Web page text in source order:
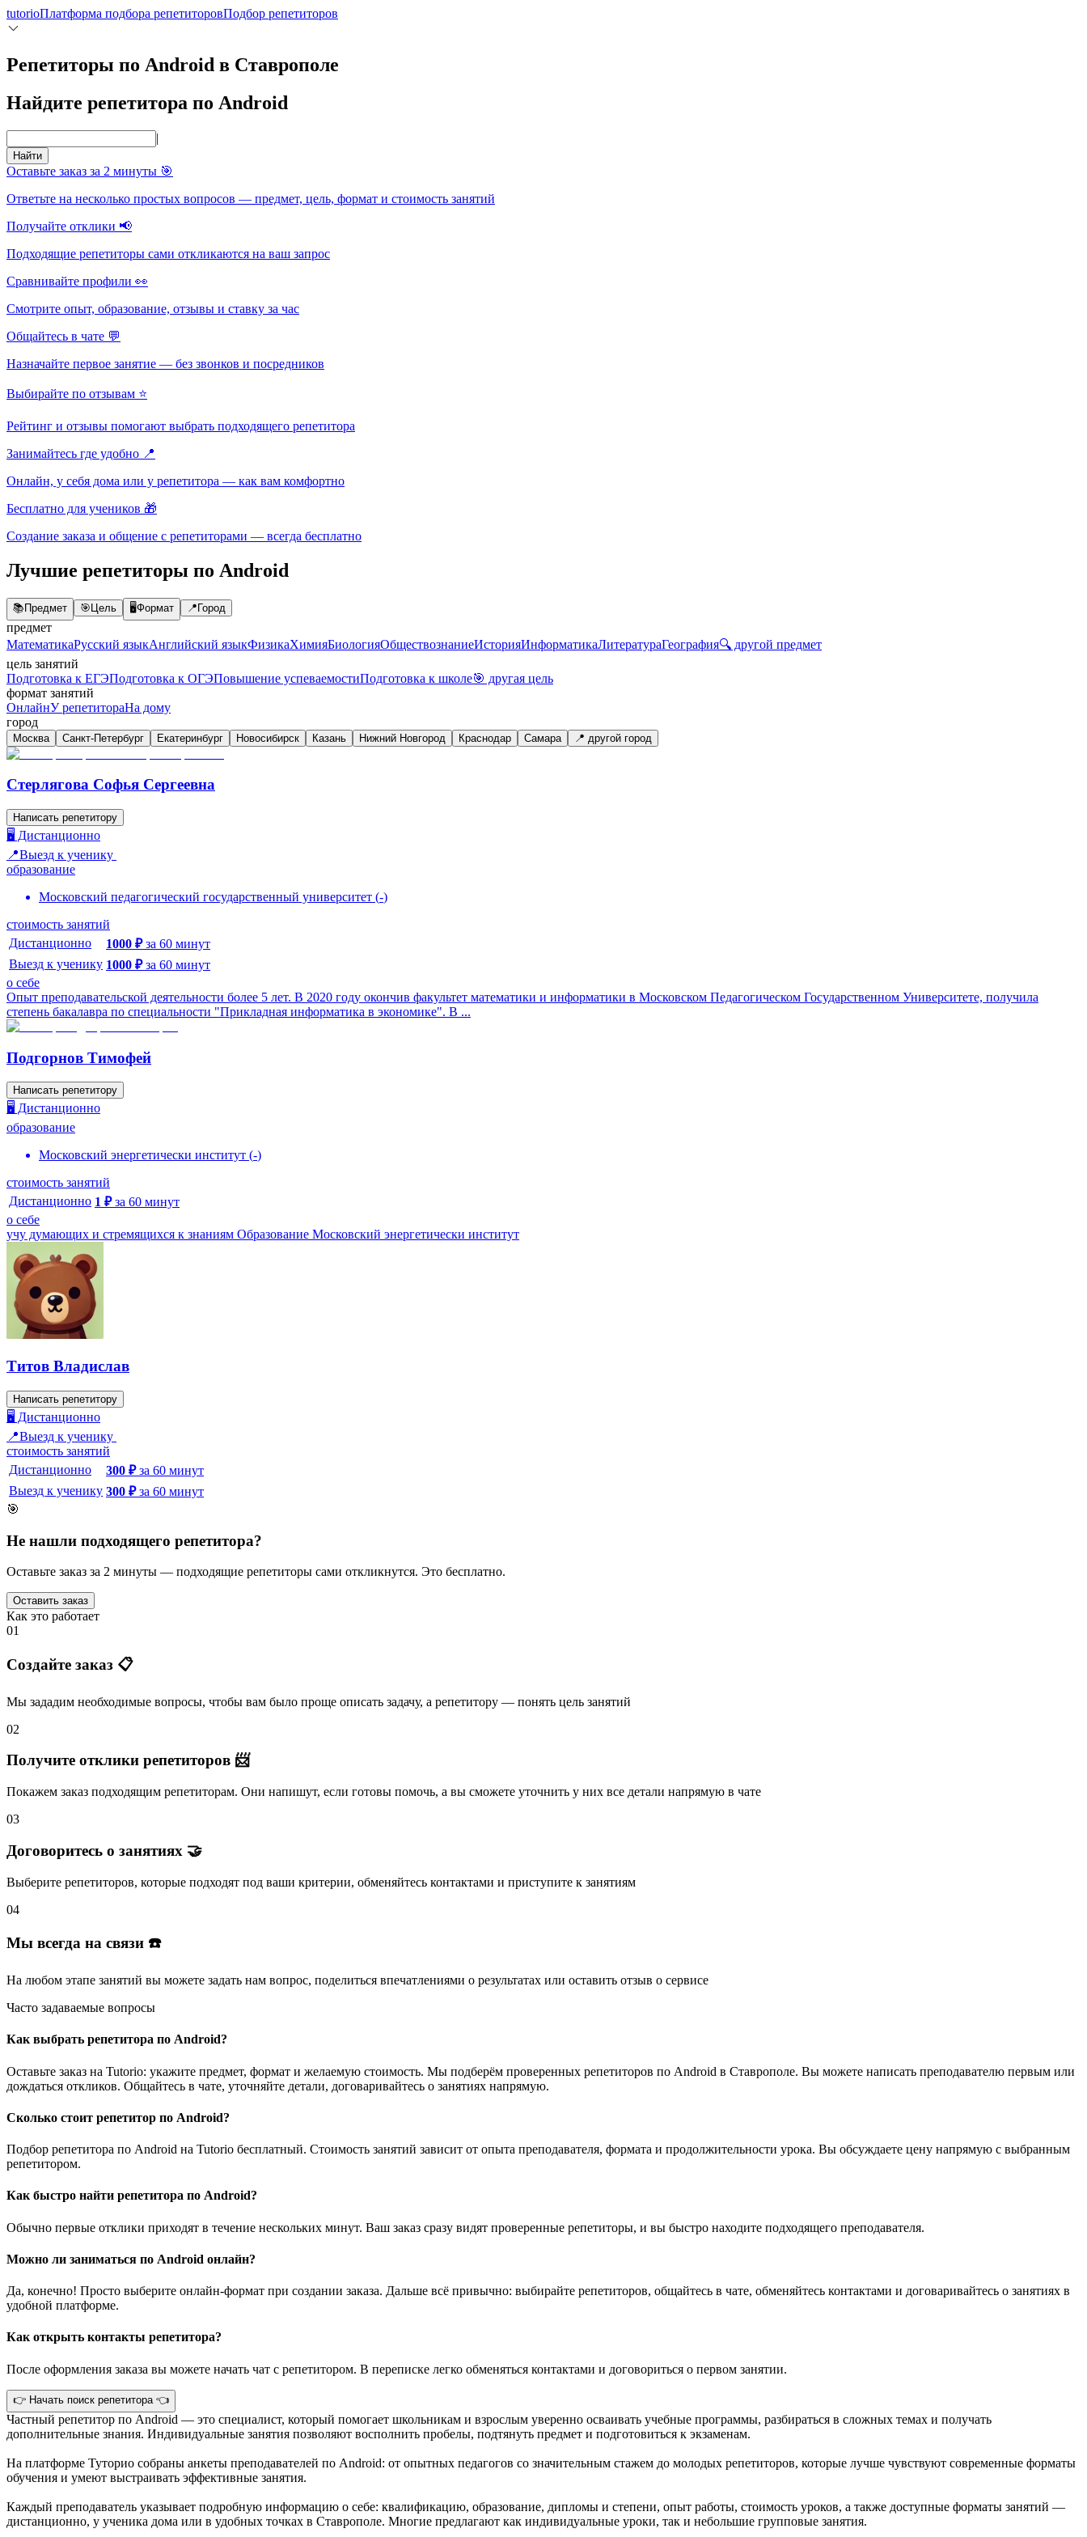
tutorioПлатформа подбора репетиторовПодбор репетиторов
Репетиторы по Android в Ставрополе
Найдите репетитора по Android
|
Найти
Оставьте заказ за 2 минуты 🎯
Ответьте на несколько простых вопросов — предмет, цель, формат и стоимость занятий
Получайте отклики 📢
Подходящие репетиторы сами откликаются на ваш запрос
Сравнивайте профили 👀
Смотрите опыт, образование, отзывы и ставку за час
Общайтесь в чате 💬
Назначайте первое занятие — без звонков и посредников
Выбирайте по отзывам ⭐
Рейтинг и отзывы помогают выбрать подходящего репетитора
Занимайтесь где удобно 📍
Онлайн, у себя дома или у репетитора — как вам комфортно
Бесплатно для учеников 🎁
Создание заказа и общение с репетиторами — всегда бесплатно
Лучшие репетиторы по Android
📚Предмет 🎯Цель 🖥️Формат 📍Город
предмет
МатематикаРусский языкАнглийский языкФизикаХимияБиологияОбществознаниеИсторияИнформатикаЛитератураГеография🔍 другой предмет
цель занятий
Подготовка к ЕГЭПодготовка к ОГЭПовышение успеваемостиПодготовка к школе🎯 другая цель
формат занятий
ОнлайнУ репетитораНа дому
город
Москва Санкт-Петербург Екатеринбург Новосибирск Казань Нижний Новгород Краснодар Самара 📍 другой город
Стерлягова Софья Сергеевна
Написать репетитору
🖥️ Дистанционно
📍Выезд к ученику
образование
Московский педагогический государственный университет (-)
стоимость занятий
Дистанционно
1000 ₽ за 60 минут
Выезд к ученику 1000 ₽ за 60 минут
о себе
Опыт преподавательской деятельности более 5 лет. В 2020 году окончив факультет математики и информатики в Московском Педагогическом Государственном Университете, получила
степень бакалавра по специальности "Прикладная информатика в экономике". В ...
Подгорнов Тимофей
Написать репетитору
🖥️ Дистанционно
образование
Московский энергетически институт (-)
стоимость занятий
Дистанционно 1 ₽ за 60 минут
о себе
учу думающих и стремящихся к знаниям Образование Московский энергетически институт
Титов Владислав
Написать репетитору
🖥️ Дистанционно
📍Выезд к ученику
стоимость занятий
Дистанционно
300 ₽ за 60 минут
Выезд к ученику 300 ₽ за 60 минут
🎯
Не нашли подходящего репетитора?
Оставьте заказ за 2 минуты — подходящие репетиторы сами откликнутся. Это бесплатно.
Оставить заказ
Как это работает
01
Создайте заказ 📋
Мы зададим необходимые вопросы, чтобы вам было проще описать задачу, а репетитору — понять цель занятий
02
Получите отклики репетиторов 📨
Покажем заказ подходящим репетиторам. Они напишут, если готовы помочь, а вы сможете уточнить у них все детали напрямую в чате
03
Договоритесь о занятиях 🤝
Выберите репетиторов, которые подходят под ваши критерии, обменяйтесь контактами и приступите к занятиям
04
Мы всегда на связи ☎️
На любом этапе занятий вы можете задать нам вопрос, поделиться впечатлениями о результатах или оставить отзыв о сервисе
Часто задаваемые вопросы
Как выбрать репетитора по Android?
Оставьте заказ на Tutorio: укажите предмет, формат и желаемую стоимость. Мы подберём проверенных репетиторов по Android в Ставрополе. Вы можете написать преподавателю первым или
дождаться откликов. Общайтесь в чате, уточняйте детали, договаривайтесь о занятиях напрямую.
Сколько стоит репетитор по Android?
Подбор репетитора по Android на Tutorio бесплатный. Стоимость занятий зависит от опыта преподавателя, формата и продолжительности урока. Вы обсуждаете цену напрямую с выбранным
репетитором.
Как быстро найти репетитора по Android?
Обычно первые отклики приходят в течение нескольких минут. Ваш заказ сразу видят проверенные репетиторы, и вы быстро находите подходящего преподавателя.
Можно ли заниматься по Android онлайн?
Да, конечно! Просто выберите онлайн-формат при создании заказа. Дальше всё привычно: выбирайте репетиторов, общайтесь в чате, обменяйтесь контактами и договаривайтесь о занятиях в
удобной платформе.
Как открыть контакты репетитора?
После оформления заказа вы можете начать чат с репетитором. В переписке легко обменяться контактами и договориться о первом занятии.
👉 Начать поиск репетитора 👈
Частный репетитор по Android — это специалист, который помогает школьникам и взрослым уверенно осваивать учебные программы, разбираться в сложных темах и получать
дополнительные знания. Индивидуальные занятия позволяют восполнить пробелы, подтянуть предмет и подготовиться к экзаменам.
На платформе Туторио собраны анкеты преподавателей по Android: от опытных педагогов со значительным стажем до молодых репетиторов, которые лучше чувствуют современные форматы
обучения и умеют выстраивать эффективные занятия.
Каждый преподаватель указывает подробную информацию о себе: квалификацию, образование, дипломы и степени, опыт работы, стоимость уроков, а также доступные форматы занятий —
дистанционно, у ученика дома или в удобных точках в Ставрополе. Многие предлагают как индивидуальные уроки, так и небольшие групповые занятия.